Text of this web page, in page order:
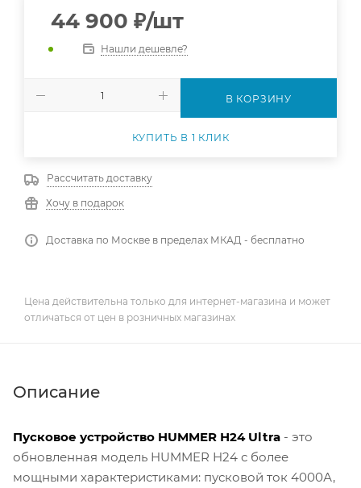
44 900 ₽/шт
Нашли дешевле?
В КОРЗИНУ
КУПИТЬ В 1 КЛИК
Рассчитать доставку
Хочу в подарок
Доставка по Москве в пределах МКАД - бесплатно
Цена действительна только для интернет-магазина и может
отличаться от цен в розничных магазинах
Описание
Пусковое устройство HUMMER Н24 Ultra
обновленная модель HUMMER H24 с более
мощными характеристиками: пусковой ток 4000А,